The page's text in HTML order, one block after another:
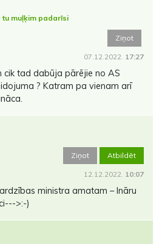
tu muļķim padarīsi
Ziņot
07.12.2022. 17:27
cik tad dabūja pārējie no AS
? Katram pa vienam arī
Ziņot Atbildēt
12.12.2022. 10:07
ministra amatam – Ināru
>:-)